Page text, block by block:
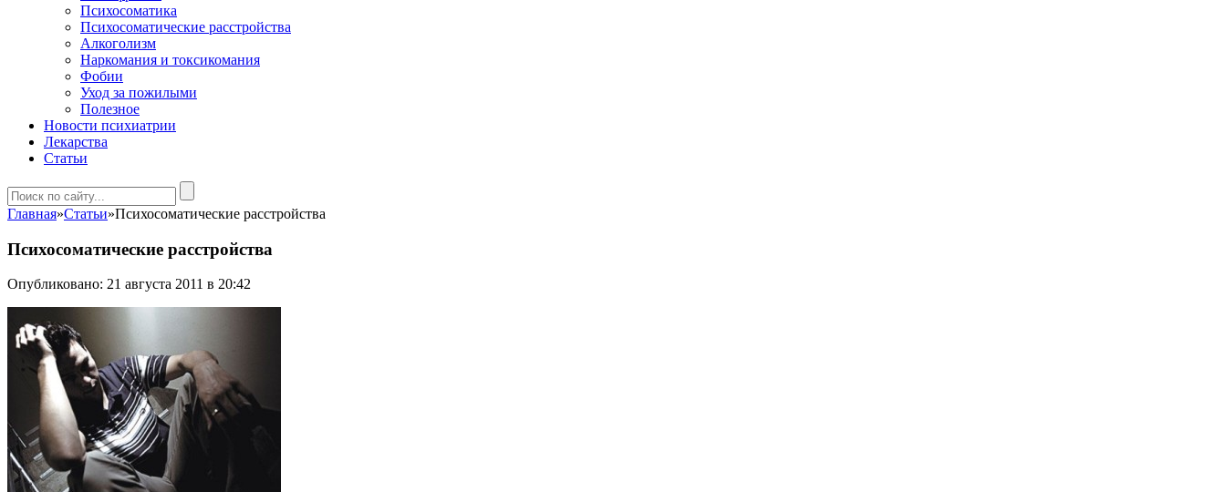
Психосоматика
Психосоматические расстройства
Алкоголизм
Наркомания и токсикомания
Фобии
Уход за пожилыми
Полезное
Новости психиатрии
Лекарства
Статьи
Главная»Статьи»Психосоматические расстройства
Психосоматические расстройства
Опубликовано: 21 августа 2011 в 20:42